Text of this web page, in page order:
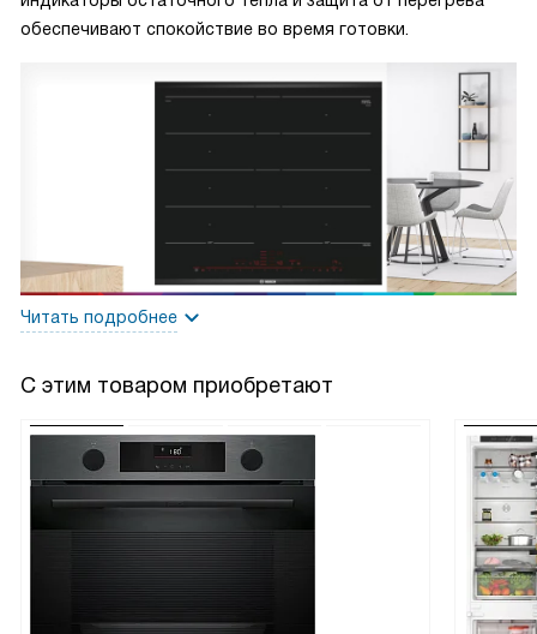
обеспечивают спокойствие во время готовки.
Читать подробнее
С этим товаром приобретают